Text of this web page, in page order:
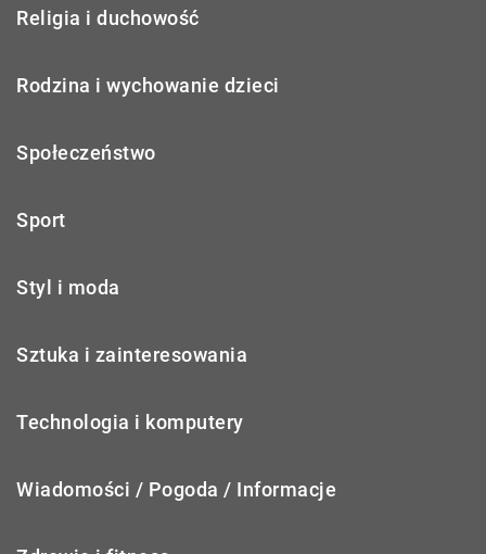
Religia i duchowość
Rodzina i wychowanie dzieci
Społeczeństwo
Sport
Styl i moda
Sztuka i zainteresowania
Technologia i komputery
Wiadomości / Pogoda / Informacje